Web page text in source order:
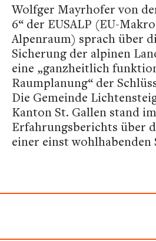
Wolfger Mayrhofer von
6“ der EUSALP (EU-
Alpenraum) sprach über
Sicherung der alpinen
eine „ganzheitlich
Raumplanung“ der
Die Gemeinde
Kanton St. Gallen stand
Erfahrungsberichts über
einer einst wohlhabenden